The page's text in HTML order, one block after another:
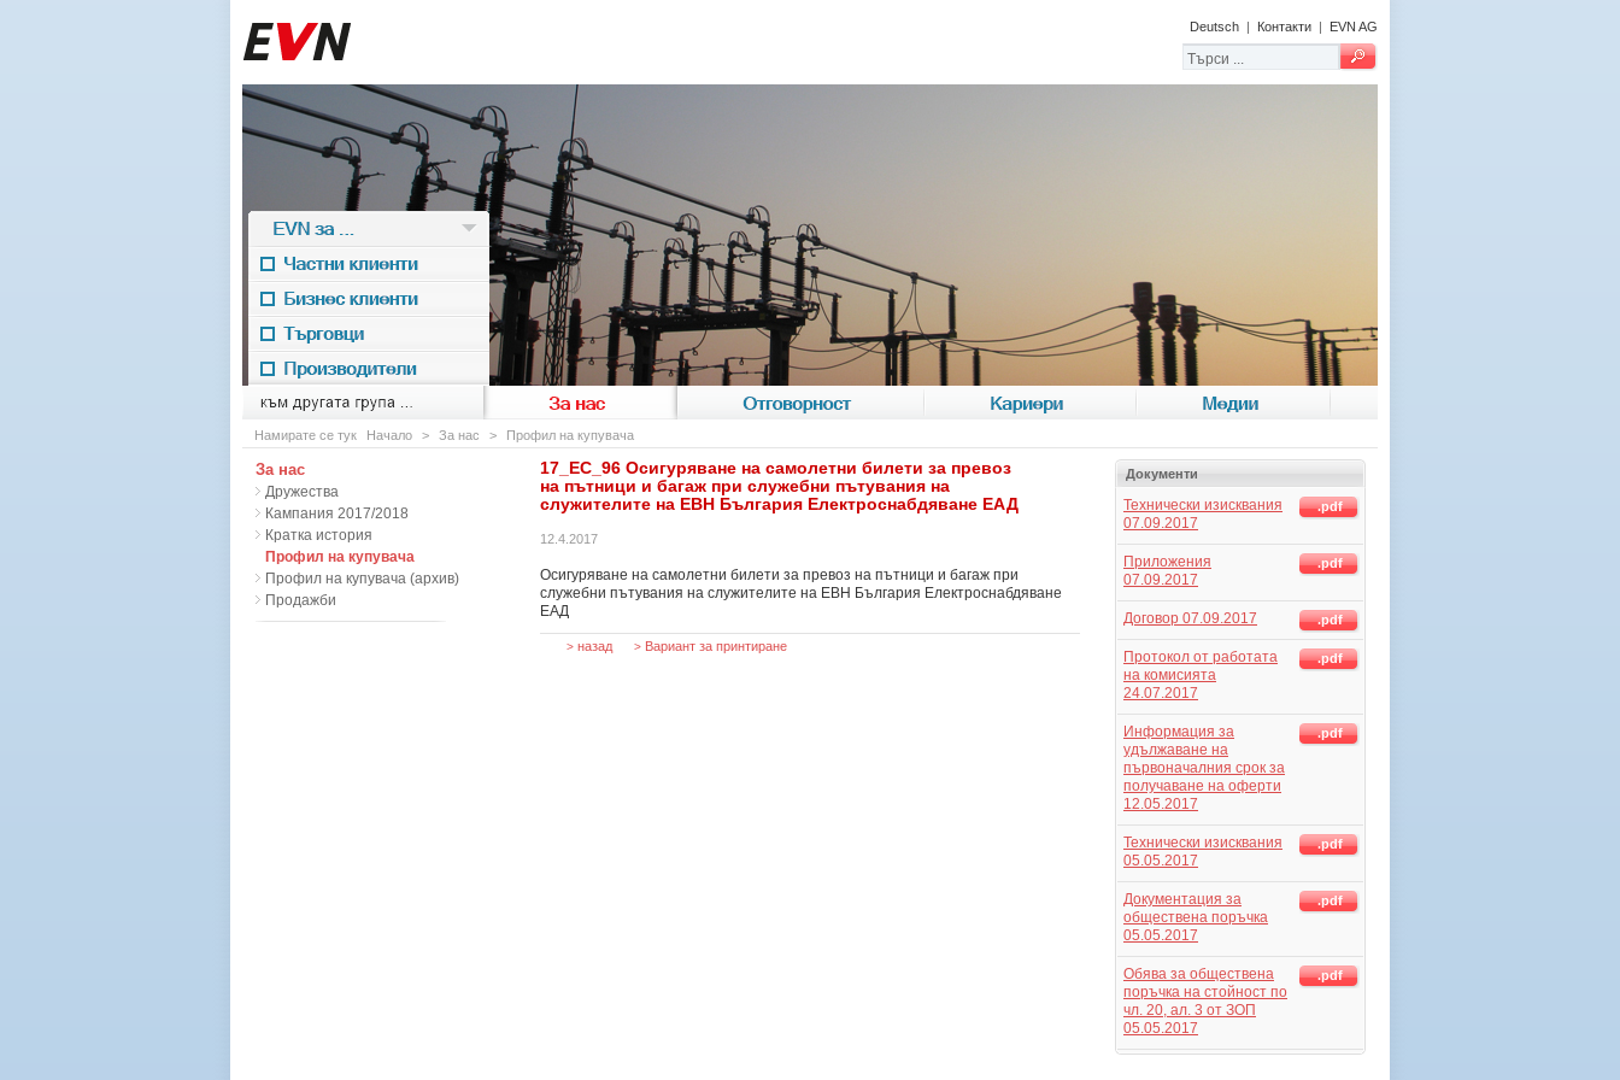
Deutsch | Контакти | EVN AG
към другата група ... За нас Отговорност Кариери Медии
EVN for
EVN за ...
Частни клиенти
Бизнес клиенти
Търговци
Производители
Намирате се тук Начало > За нас > Профил на купувача
17_EC_96 Осигуряване на самолетни билети за превоз
на пътници и багаж при служебни пътувания на
служителите на ЕВН България Електроснабдяване ЕАД
12.4.2017
Осигуряване на самолетни билети за превоз на пътници и багаж при
служебни пътувания на служителите на ЕВН България Електроснабдяване
ЕАД
> назад > Вариант за принтиране
За нас
Дружества
Кампания 2017/2018
Кратка история
Профил на купувача
Профил на купувача (архив)
Продажби
Документи
Технически изисквания
07.09.2017
.pdf
Приложения
07.09.2017
.pdf
Договор 07.09.2017 .pdf
Протокол от работата
на комисията
24.07.2017
.pdf
Информация за
удължаване на
първоначалния срок за
получаване на оферти
12.05.2017
.pdf
Технически изисквания
05.05.2017
.pdf
Документация за
обществена поръчка
05.05.2017
.pdf
Обява за обществена
поръчка на стойност по
чл. 20, ал. 3 от ЗОП
05.05.2017
.pdf